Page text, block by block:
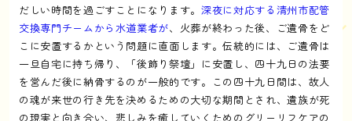
だしい時間を過ごすことになります。深夜に対応する清州市配管
交換専門チームから水道業者が、火葬が終わった後、ご遺骨をど
こに安置するかという問題に直面します。伝統的には、ご遺骨は
一旦自宅に持ち帰り、「後飾り祭壇」に安置し、四十九日の法要
を営んだ後に納骨するのが一般的です。この四十九日間は、故人
の魂が来世の行き先を決めるための大切な期間とされ、遺族が死
の現実と向き合い、悲しみを癒していくためのグリーリフケアの